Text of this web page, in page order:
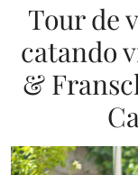
Tour de
catando
&